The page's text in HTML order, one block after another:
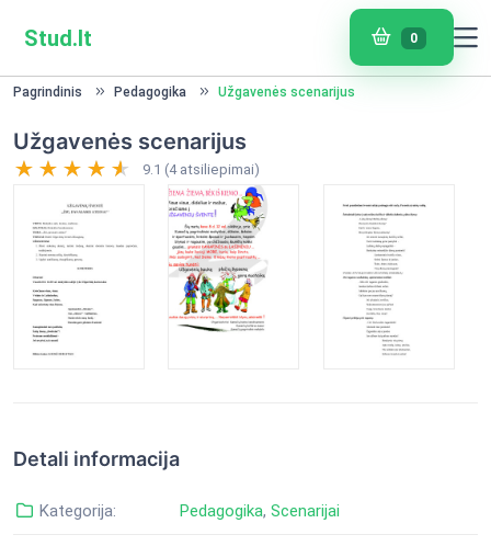
Stud.lt 0
Pagrindinis Pedagogika Užgavenės scenarijus
Užgavenės scenarijus
9.1 (4 atsiliepimai)
Detali informacija
Kategorija: Pedagogika, Scenarijai